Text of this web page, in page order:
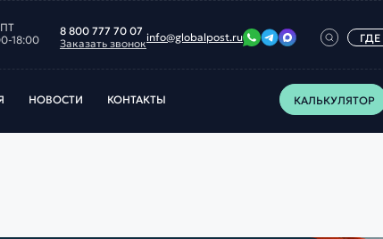
18:00
8 800 777 70 07
Заказать звонокinfo@globalpost.ru
НОВОСТИ КОНТАКТЫ КАЛЬКУЛЯТОР